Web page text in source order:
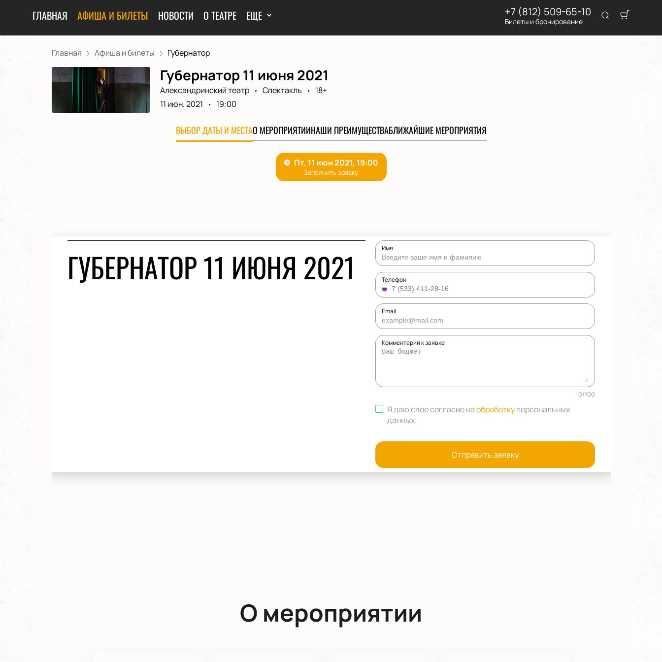
ГЛАВНАЯ АФИША И БИЛЕТЫ НОВОСТИ О ТЕАТРЕ ЕЩЕ +7 (812) 509-65-10
Билеты и бронирование
Главная Афиша и билеты Губернатор
Губернатор 11 июня 2021
Александринский театр Спектакль
18+
11 июн. 2021
19:00
ВЫБОР ДАТЫ И МЕСТАО МЕРОПРИЯТИИНАШИ ПРЕИМУЩЕСТВАБЛИЖАЙШИЕ МЕРОПРИЯТИЯ
ГУБЕРНАТОР 11 ИЮНЯ 2021 Имя
Телефон
Email
Комментарий к заявке
0/100
Я даю свое согласие наобработку персональных
данных.
Отправить заявку
О мероприятии